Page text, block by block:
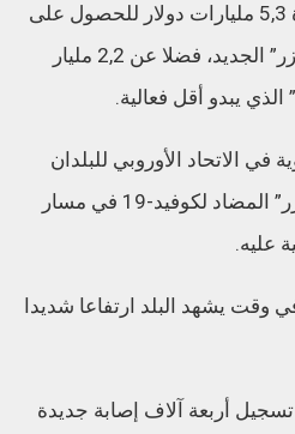
وقد دفعت الولايات المتحدة 5,3 مليارات دولار للحصول على
10 ملايين حبة من دواء “فايزر” الجديد، فضلا عن 2,2 مليار
يبدو أقل فعالية.
في الاتحاد الأوروبي للبلدان
الأعضاء استخدام دواء “فايزر” المضاد لكوفيد-19 في مسار
عليه.
وقت يشهد البلد ارتفاعا شديدا
أربعة آلاف إصابة جديدة